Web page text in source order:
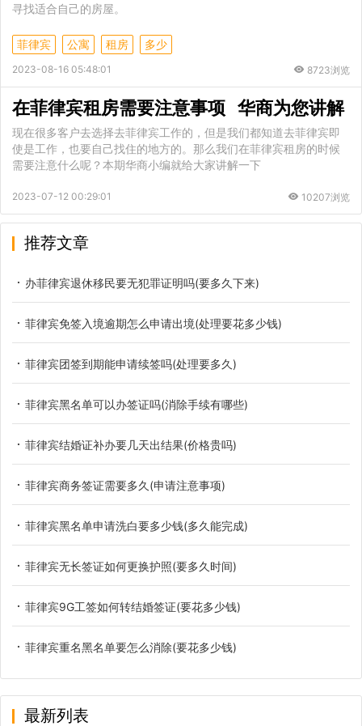
寻找适合自己的房屋。
菲律宾 公寓 租房 多少
2023-08-16 05:48:01 8723浏览
在菲律宾租房需要注意事项 华商为您讲解
现在很多客户去选择去菲律宾工作的，但是我们都知道去菲律宾即
使是工作，也要自己找住的地方的。那么我们在菲律宾租房的时候
需要注意什么呢？本期华商小编就给大家讲解一下
2023-07-12 00:29:01 10207浏览
推荐文章
办菲律宾退休移民要无犯罪证明吗(要多久下来)
菲律宾免签入境逾期怎么申请出境(处理要花多少钱)
菲律宾团签到期能申请续签吗(处理要多久)
菲律宾黑名单可以办签证吗(消除手续有哪些)
菲律宾结婚证补办要几天出结果(价格贵吗)
菲律宾商务签证需要多久(申请注意事项)
菲律宾黑名单申请洗白要多少钱(多久能完成)
菲律宾无长签证如何更换护照(要多久时间)
菲律宾9G工签如何转结婚签证(要花多少钱)
菲律宾重名黑名单要怎么消除(要花多少钱)
最新列表